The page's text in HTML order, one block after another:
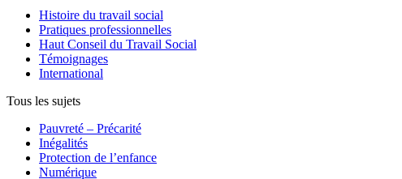
Histoire du travail social
Pratiques professionnelles
Haut Conseil du Travail Social
Témoignages
International
Tous les sujets
Pauvreté – Précarité
Inégalités
Protection de l’enfance
Numérique